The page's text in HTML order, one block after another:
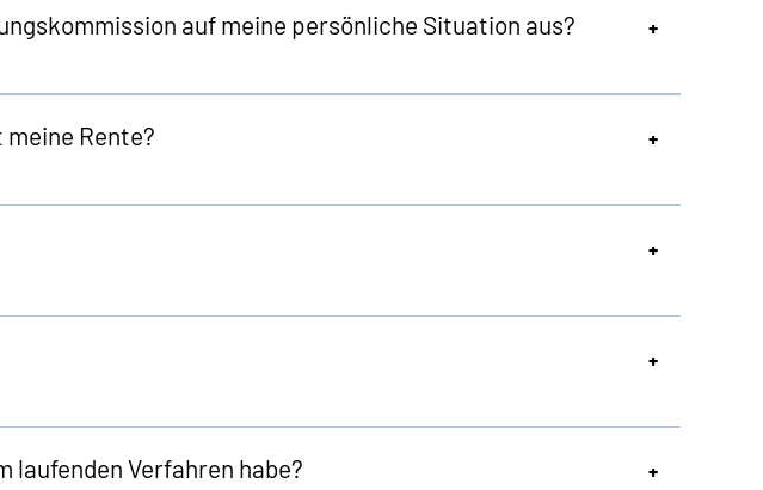
auf meine persönliche Situation aus?
meine Rente?
laufenden Verfahren habe?